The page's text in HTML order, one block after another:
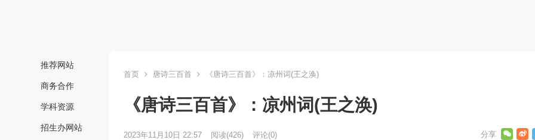
推荐网站
商务合作
学科资源
招生办网站
首页 唐诗三百首 《唐诗三百首》：凉州词(王之涣)
《唐诗三百首》：凉州词(王之涣)
2023年11月10日 22:57 阅读(426) 评论(0)